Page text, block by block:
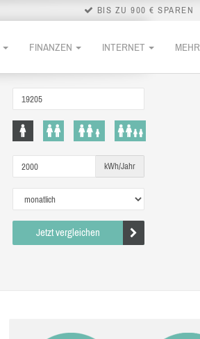
BIS ZU 900 € SPAREN
FINANZEN INTERNET MEHR
kWh/Jahr
Jetzt vergleichen